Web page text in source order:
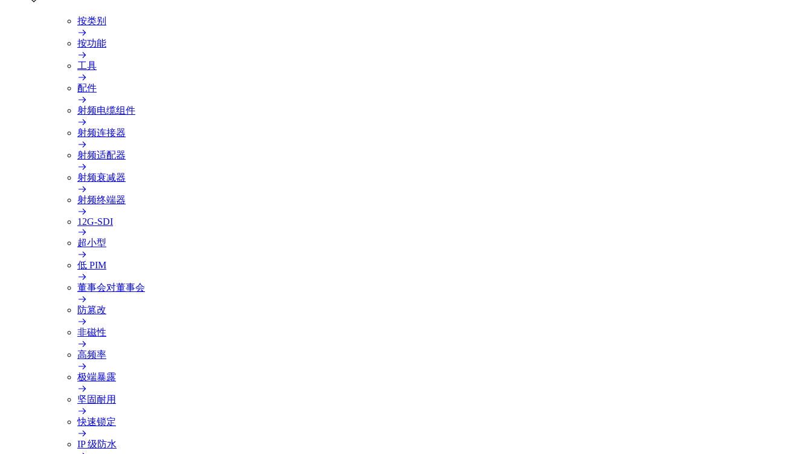
按类别
按功能
工具
配件
射频电缆组件
射频连接器
射频适配器
射频衰减器
射频终端器
12G-SDI
超小型
低 PIM
董事会对董事会
防篡改
非磁性
高频率
极端暴露
坚固耐用
快速锁定
IP 级防水